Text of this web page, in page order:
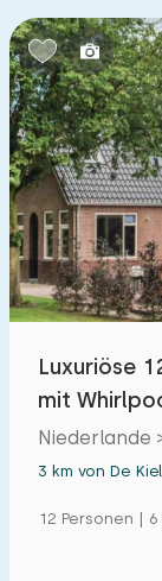
Hallenbad
Freibad
Hilfsmittel
Luxuriöse
mit
Drenthe
Niederlande
3 km von De
12 Personen |